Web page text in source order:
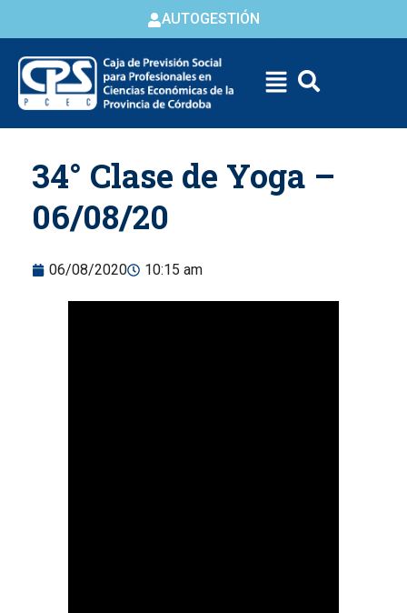
AUTOGESTIÓN
content
34° Clase de Yoga –
06/08/20
06/08/2020 10:15 am